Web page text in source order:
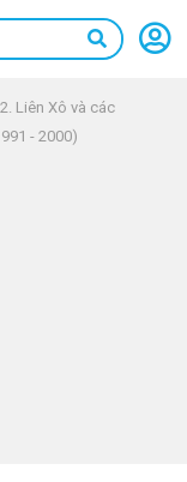
Liên Xô và các
- 2000)